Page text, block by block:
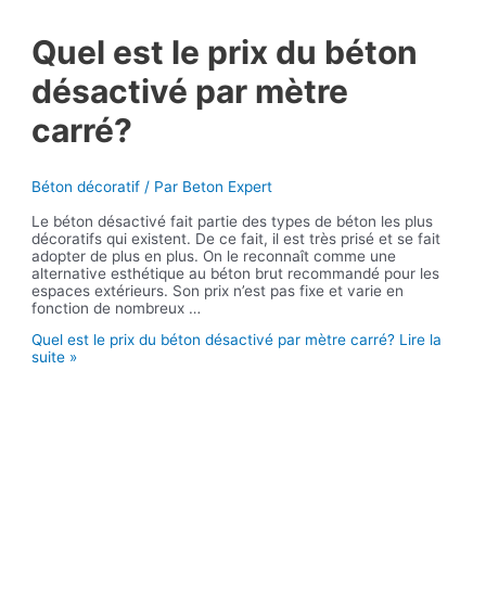
Quel est le prix du béton
désactivé par mètre
carré?
Béton décoratif / Par Beton Expert
Le béton désactivé fait partie des types de béton les plus
décoratifs qui existent. De ce fait, il est très prisé et se fait
adopter de plus en plus. On le reconnaît comme une
alternative esthétique au béton brut recommandé pour les
espaces extérieurs. Son prix n’est pas fixe et varie en
fonction de nombreux …
Quel est le prix du béton désactivé par mètre carré? Lire la
suite »